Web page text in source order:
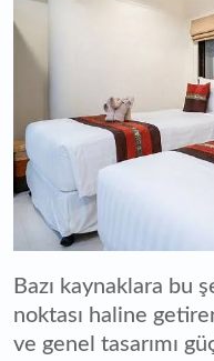
Bazı kaynaklara bu
noktası haline
ve genel tasarımı